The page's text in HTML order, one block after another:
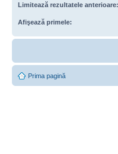
Limitează rezultatele anterioare:
Afişează primele:
Prima pagină